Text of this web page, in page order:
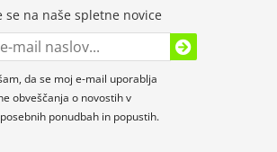
se na naše spletne novice
da se moj e-mail uporablja
obveščanja o novostih v
ponudbah in popustih.